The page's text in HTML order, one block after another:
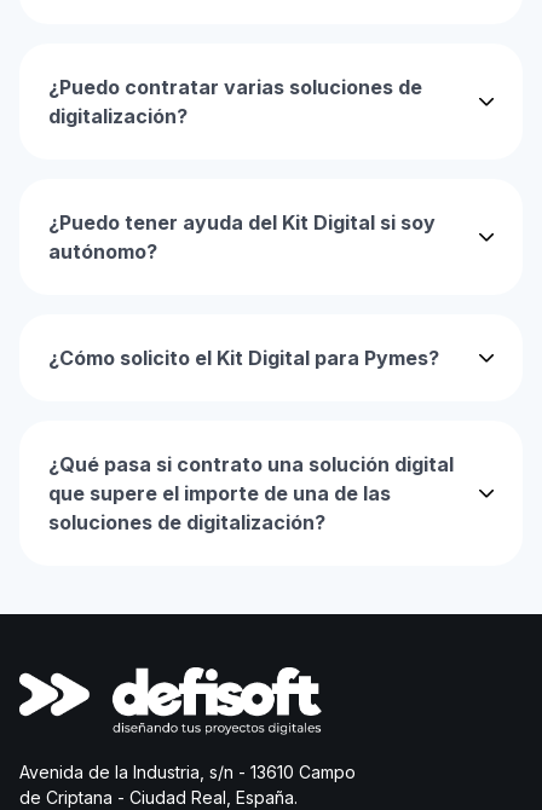
¿Puedo contratar varias soluciones de
digitalización?
¿Puedo tener ayuda del Kit Digital si soy
autónomo?
¿Cómo solicito el Kit Digital para Pymes?
¿Qué pasa si contrato una solución digital
que supere el importe de una de las
soluciones de digitalización?
Avenida de la Industria, s/n - 13610 Campo
de Criptana - Ciudad Real, España.